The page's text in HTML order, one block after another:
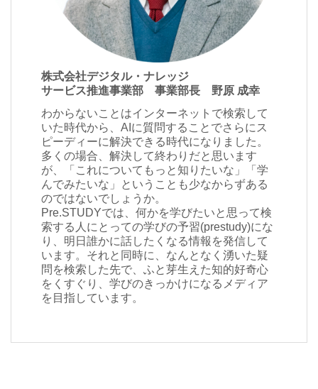
株式会社デジタル・ナレッジ
サービス推進事業部 事業部長 野原 成幸
わからないことはインターネットで検索して
いた時代から、AIに質問することでさらにス
ピーディーに解決できる時代になりました。
多くの場合、解決して終わりだと思います
が、「これについてもっと知りたいな」「学
んでみたいな」ということも少なからずある
のではないでしょうか。
Pre.STUDYでは、何かを学びたいと思って検
索する人にとっての学びの予習(prestudy)にな
り、明日誰かに話したくなる情報を発信して
います。それと同時に、なんとなく湧いた疑
問を検索した先で、ふと芽生えた知的好奇心
をくすぐり、学びのきっかけになるメディア
を目指しています。